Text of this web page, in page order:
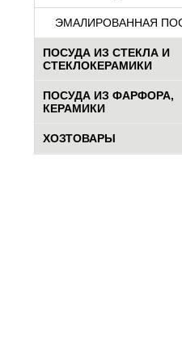
ЭМАЛИРОВАННАЯ
ПОСУДА ИЗ СТЕКЛА И
СТЕКЛОКЕРАМИКИ
ПОСУДА ИЗ ФАРФОРА,
КЕРАМИКИ
ХОЗТОВАРЫ